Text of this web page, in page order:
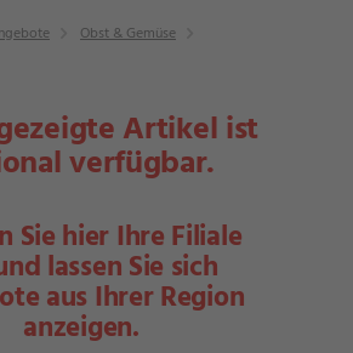
Obst & Gemüse
Artikel ist
verfügbar.
Sie hier Ihre Filiale
lassen Sie sich
aus Ihrer Region
anzeigen.